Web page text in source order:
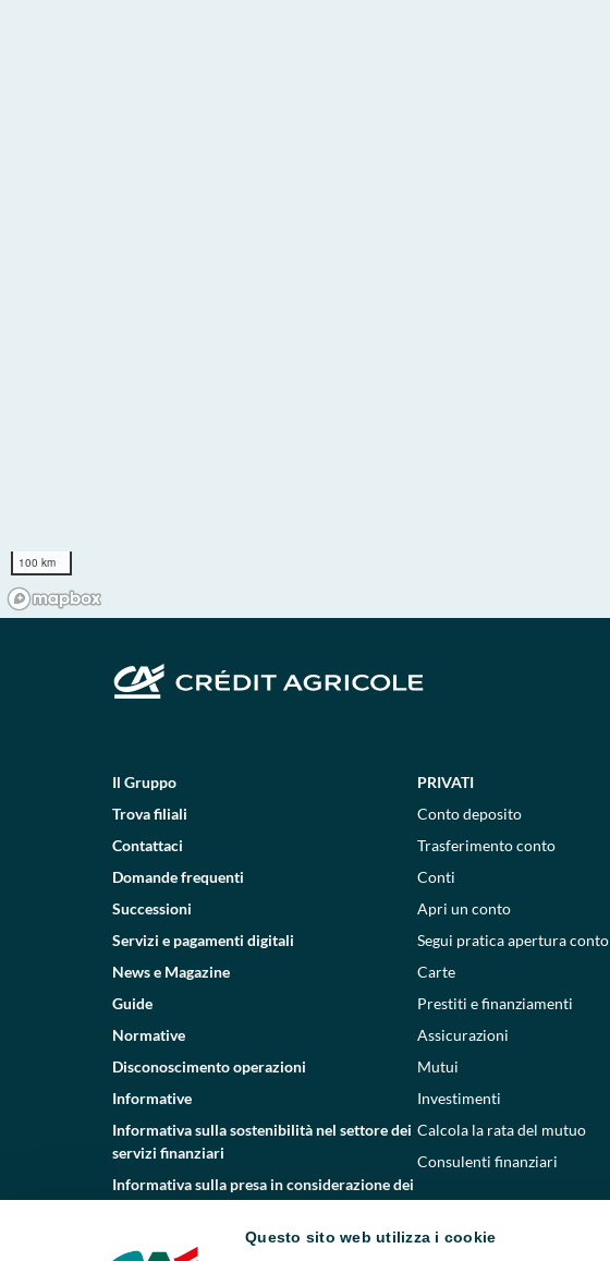
Questo sito web utilizza i cookie
100 km
Il Gruppo
Trova filiali
Contattaci
Domande frequenti
Successioni
Servizi e pagamenti digitali
News e Magazine
Guide
Normative
Disconoscimento operazioni
Informative
Informativa sulla sostenibilità nel settore dei
servizi finanziari
Informativa sulla presa in considerazione dei
PRIVATI
Conto deposito
Trasferimento conto
Conti
Apri un conto
Segui pratica apertura conto
Carte
Prestiti e finanziamenti
Assicurazioni
Mutui
Investimenti
Calcola la rata del mutuo
Consulenti finanziari